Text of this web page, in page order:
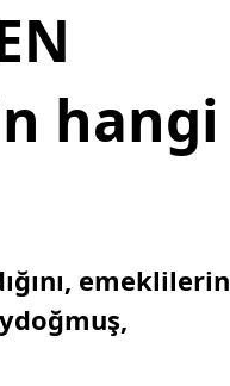
hangi
emeklilerin